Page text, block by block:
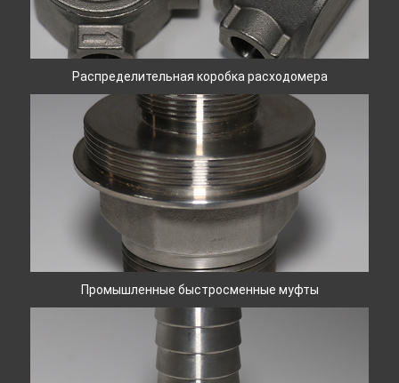
Распределительная коробка расходомера
Промышленные быстросменные муфты